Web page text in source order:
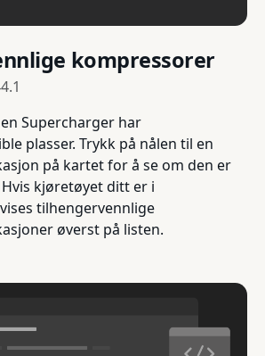
kompressorer
Supercharger har
plasser. Trykk på nålen til en
på kartet for å se om den er
kjøretøyet ditt er i
tilhengervennlige
øverst på listen.